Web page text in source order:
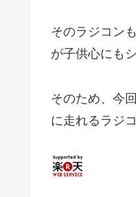
そのラジコン
が子供心にも
そのため、今
に走れるラジ